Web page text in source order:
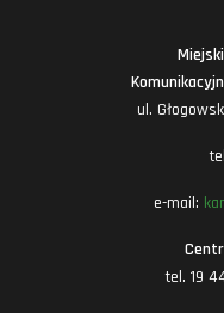
ul.
e-mail:
tel. 19